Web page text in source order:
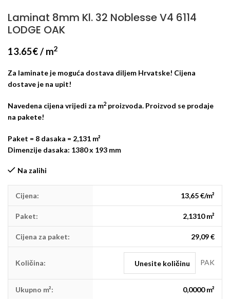
Laminat 8mm Kl. 32 Noblesse V4 6114
LODGE OAK
13.65€/ m2
Za laminate je moguća dostava diljem Hrvatske! Cijena
dostave je na upit!
Navedena cijena vrijedi za m2 proizvoda. Proizvod se prodaje
na pakete!
Paket = 8 dasaka = 2,131 m²
Dimenzije dasaka: 1380 x 193 mm
Na zalihi
Cijena: 13,65 €/m²
Paket: 2,1310 m²
Cijena za paket: 29,09 €
Količina: PAK
Ukupno m²: 0,0000m²